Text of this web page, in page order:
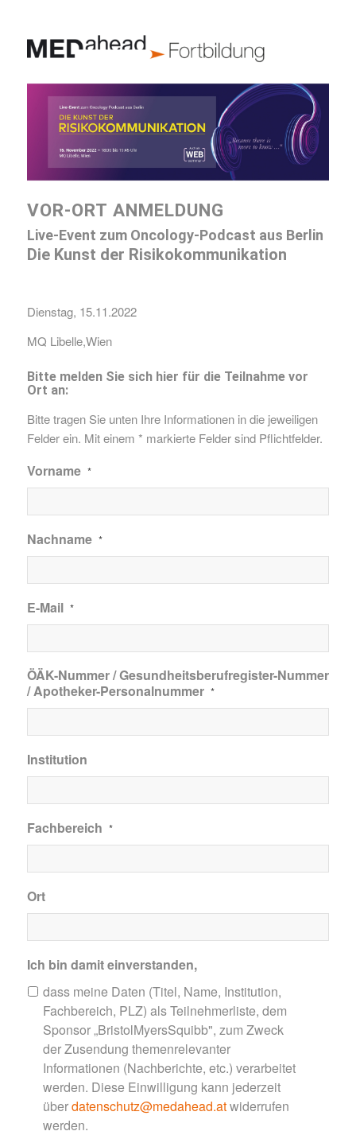
VOR-ORT ANMELDUNG
Live-Event zum Oncology-Podcast aus Berlin
Die Kunst der Risikokommunikation
Dienstag, 15.11.2022
MQ Libelle,Wien
Bitte melden Sie sich hier für die Teilnahme vor
Ort an:
Bitte tragen Sie unten Ihre Informationen in die jeweiligen
Felder ein. Mit einem * markierte Felder sind Pflichtfelder.
Vorname *
Nachname *
E-Mail *
ÖÄK-Nummer / Gesundheitsberufregister-Nummer
/ Apotheker-Personalnummer *
Institution
Fachbereich *
Ort
Ich bin damit einverstanden,
dass meine Daten (Titel, Name, Institution,
Fachbereich, PLZ) als Teilnehmerliste, dem
Sponsor „BristolMyersSquibb", zum Zweck
der Zusendung themenrelevanter
Informationen (Nachberichte, etc.) verarbeitet
werden. Diese Einwilligung kann jederzeit
überdatenschutz@medahead.atwiderrufen
werden.